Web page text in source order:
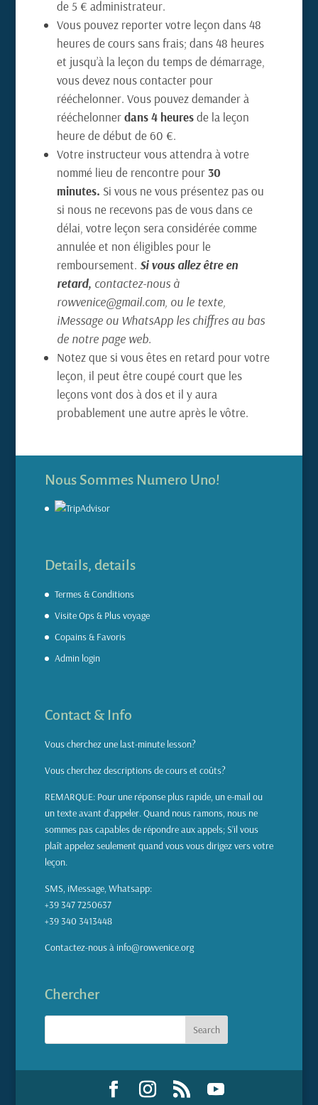
de 5 € administrateur.
Vous pouvez reporter votre leçon dans 48
heures de cours sans frais; dans 48 heures
et jusqu’à la leçon du temps de démarrage,
vous devez nous contacter pour
rééchelonner. Vous pouvez demander à
rééchelonnerdans 4 heuresde la leçon
heure de début de 60 €.
Votre instructeur vous attendra à votre
nommé lieu de rencontre pour30
minutes. Si vous ne vous présentez pas ou
si nous ne recevons pas de vous dans ce
délai, votre leçon sera considérée comme
annulée et non éligibles pour le
remboursement. Si vous allez être en
retard, contactez-nous à
rowvenice@gmail.com, ou le texte,
iMessage ou WhatsApp les chiffres au bas
de notre page web.
Notez que si vous êtes en retard pour votre
leçon, il peut être coupé court que les
leçons vont dos à dos et il y aura
probablement une autre après le vôtre.
Nous Sommes Numero Uno!
Details, details
Termes & Conditions
Visite Ops & Plus voyage
Copains & Favoris
Admin login
Contact & Info
Vous cherchez une last-minute lesson?
Vous cherchezdescriptions de cours et coûts?
REMARQUE: Pour une réponse plus rapide, un e-mail ou
un texte avant d’appeler. Quand nous ramons, nous ne
sommes pas capables de répondre aux appels; S’il vous
plaît appelez seulement quand vous vous dirigez vers votre
leçon.
SMS, iMessage, Whatsapp:
+39 347 7250637
+39 340 3413448
Contactez-nous à info@rowvenice.org
Chercher